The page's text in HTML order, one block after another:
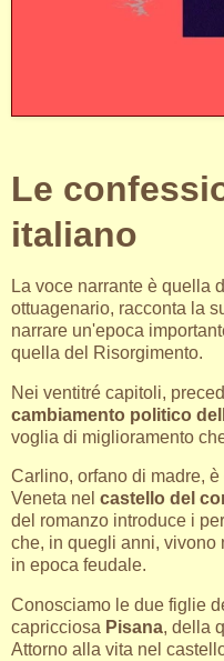
Le
italiano
La voce narrante è quella
ottuagenario, racconta la
narrare un'epoca
quella del Risorgimento.
Nei ventitré capitoli,
cambiamento politico
voglia di miglioramento
Carlino, orfano di madre,
Veneta nel castello del
del romanzo introduce i
che, in quegli anni, vivono
in epoca feudale.
Conosciamo le due figlie
capricciosa Pisana, della
Attorno alla vita nel